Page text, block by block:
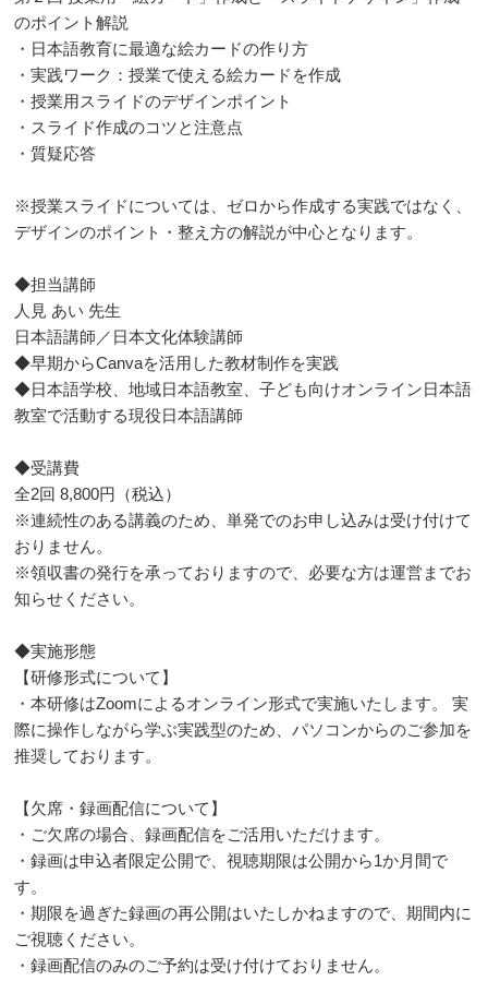
のポイント解説
・日本語教育に最適な絵カードの作り方
・実践ワーク：授業で使える絵カードを作成
・授業用スライドのデザインポイント
・スライド作成のコツと注意点
・質疑応答
※授業スライドについては、ゼロから作成する実践ではなく、
デザインのポイント・整え方の解説が中心となります。
◆担当講師
人見 あい 先生
日本語講師／日本文化体験講師
◆早期からCanvaを活用した教材制作を実践
◆日本語学校、地域日本語教室、子ども向けオンライン日本語
教室で活動する現役日本語講師
◆受講費
全2回 8,800円（税込）
※連続性のある講義のため、単発でのお申し込みは受け付けて
おりません。
※領収書の発行を承っておりますので、必要な方は運営までお
知らせください。
◆実施形態
【研修形式について】
・本研修はZoomによるオンライン形式で実施いたします。 実
際に操作しながら学ぶ実践型のため、パソコンからのご参加を
推奨しております。
【欠席・録画配信について】
・ご欠席の場合、録画配信をご活用いただけます。
・録画は申込者限定公開で、視聴期限は公開から1か月間で
す。
・期限を過ぎた録画の再公開はいたしかねますので、期間内に
ご視聴ください。
・録画配信のみのご予約は受け付けておりません。